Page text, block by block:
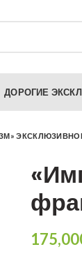
ДОРОГИЕ